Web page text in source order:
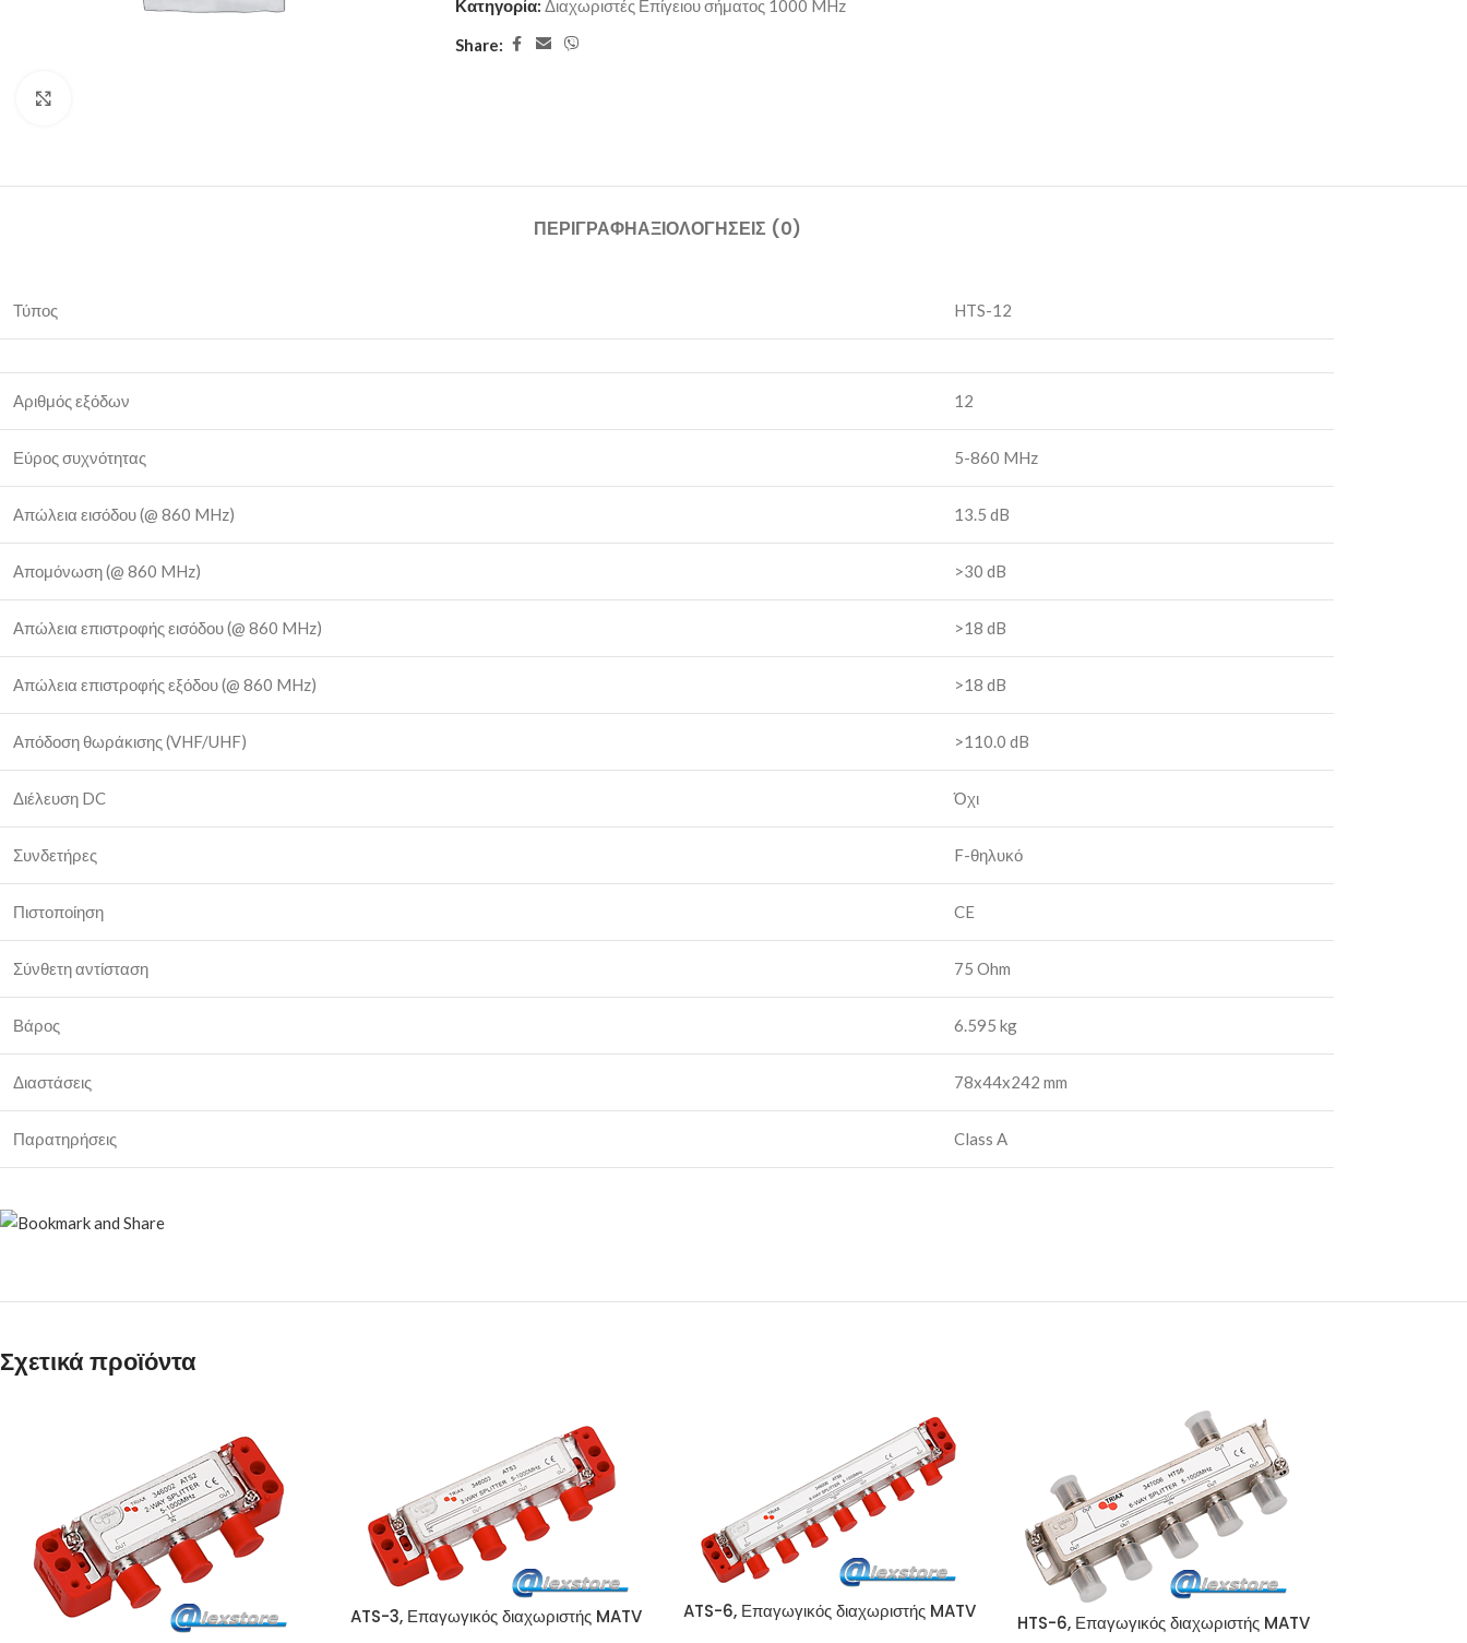
Κατηγορία: Διαχωριστές Επίγειου σήματος 1000 MHz
Share:
ΠΕΡΙΓΡΑΦΉΑΞΙΟΛΟΓΉΣΕΙΣ (0)
Τύπος HTS-12
Αριθμός εξόδων 12
Εύρος συχνότητας 5-860 MHz
Απώλεια εισόδου (@ 860 MHz) 13.5 dB
Απομόνωση (@ 860 MHz) >30 dB
Απώλεια επιστροφής εισόδου (@ 860 MHz) >18 dB
Απώλεια επιστροφής εξόδου (@ 860 MHz) >18 dB
Απόδοση θωράκισης (VHF/UHF) >110.0 dB
Διέλευση DC Όχι
Συνδετήρες F-θηλυκό
Πιστοποίηση CE
Σύνθετη αντίσταση 75 Ohm
Βάρος 6.595 kg
Διαστάσεις 78x44x242 mm
Παρατηρήσεις Class A
Σχετικά προϊόντα
ATS-3, Επαγωγικός διαχωριστής MATV ATS-6, Επαγωγικός διαχωριστής MATV
HTS-6, Επαγωγικός διαχωριστής MATV